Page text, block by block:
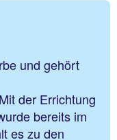
und gehört
der Errichtung
bereits im
es zu den